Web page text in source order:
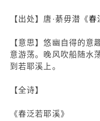
【出处】唐·綦毋潜《春
【意思】悠幽自得的意
意游荡。晚风吹船随水
到若耶溪上。
【全诗】
《春泛若耶溪》